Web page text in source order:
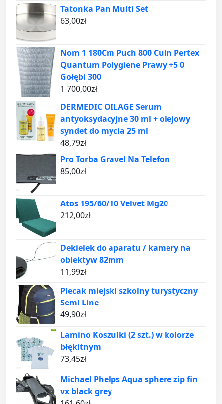
Tatonka Pan Multi Set
63,00zł
Nom 1 180Cm Puch 800 Cuin Pertex
Quantum Polygiene Prawy +5 0
Gołębi 300
1 700,00zł
DERMEDIC OILAGE Serum
antyoksydacyjne 30 ml + olejowy
syndet do mycia 25 ml
48,79zł
Pro Torba Gravel Na Telefon
85,00zł
Atos 195/60/10 Velvet Mg20
212,00zł
Dekielek do aparatu / kamery na
obiektyw 82mm
11,99zł
Plecak miejski szkolny turystyczny
Semi Line
49,90zł
Lamino Koszulki (2 szt.) w kolorze
błękitnym
73,45zł
Michael Phelps Aqua sphere zip fin
vx black grey